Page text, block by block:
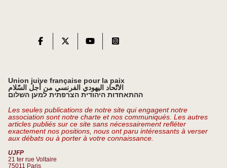
Union juive française pour la paix
الاتّحاد اليهودي الفرنسي من أجل السّلام
ההתאחדות היהודית הצרפתית למען השלום
Les seules publications de notre site qui engagent notre
association sont notre charte et nos communiqués. Les autres
articles publiés sur ce site sans nécessairement refléter
exactement nos positions, nous ont paru intéressants à verser
aux débats ou à porter à votre connaissance.
UJFP
21 ter rue Voltaire
75011 Paris